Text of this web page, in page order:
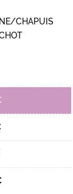
CHAPUIS